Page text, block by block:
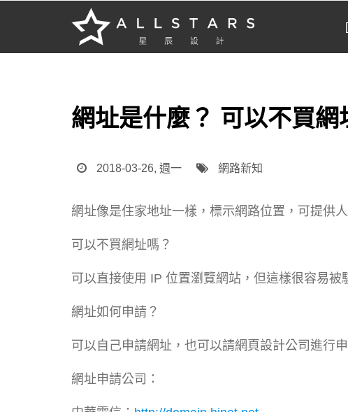
網址是什麼？ 可以不買網
2018-03-26, 週一 網路新知
網址像是住家地址一樣，標示網路位置，可提供
可以不買網址嗎？
可以直接使用 IP 位置瀏覽網站，但這樣很容易
網址如何申請？
可以自己申請網址，也可以請網頁設計公司進行
網址申請公司：